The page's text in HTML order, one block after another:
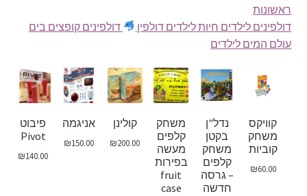
ראשונות
דולפינים לילדים חיות לילדים דולפין
דולפינים קופצים בים
עולם המים לילדים
קוויקס
משחק
קוביות
₪60.00
נדל"ן
בקטן
משחק
קלפים
– גרסה
חדשה
משחק
קלפים
מעשה
בפירות
fruit
case
קולינן
₪200.00
אניגמה
₪150.00
פיבוט
Pivot
₪140.00